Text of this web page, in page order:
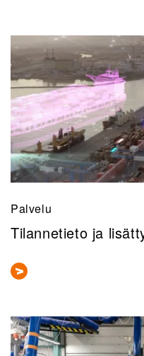
Palvelu
Tilannetieto ja